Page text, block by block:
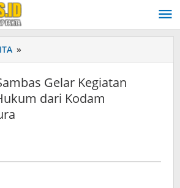
»
1208/Sambas
Kegiatan
Penyuluhan
Gelar Kegiatan
dari Kodam